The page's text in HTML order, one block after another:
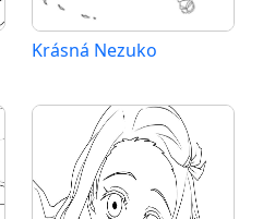
Krásná Nezuko